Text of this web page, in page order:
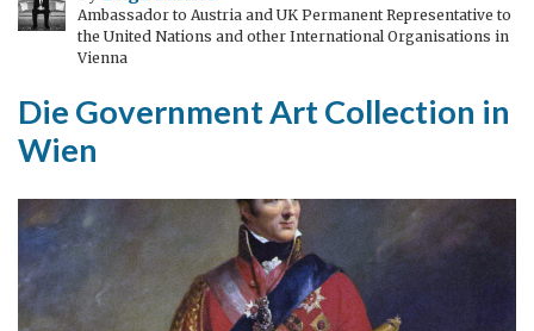
Botschaft
und
“britischer
Ambassador to Austria and UK Permanent Representative to
the United Nations and other International Organisations in
Vienna
Die Government Art Collection in
Wien